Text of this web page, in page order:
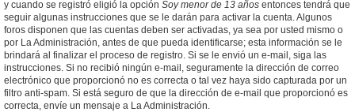
y cuando se registró eligió la opción Soy menor de 13 años entonces tendrá que
seguir algunas instrucciones que se le darán para activar la cuenta. Algunos
foros disponen que las cuentas deben ser activadas, ya sea por usted mismo o
por La Administración, antes de que pueda identificarse; esta información se le
brindará al finalizar el proceso de registro. Si se le envió un e-mail, siga las
instrucciones. Si no recibió ningún e-mail, seguramente la dirección de correo
electrónico que proporcionó no es correcta o tal vez haya sido capturada por un
filtro anti-spam. Si está seguro de que la dirección de e-mail que proporcionó es
correcta, envíe un mensaje a La Administración.